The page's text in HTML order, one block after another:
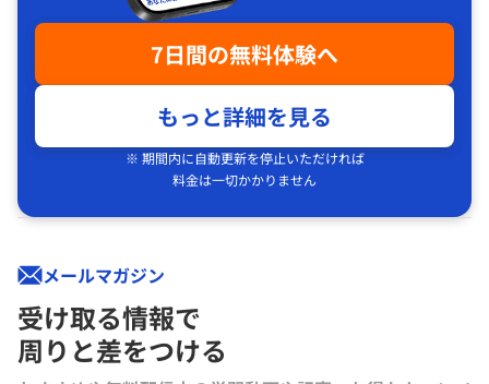
7日間の無料体験へ
もっと詳細を見る
※ 期間内に自動更新を停止いただければ
料金は一切かかりません
メールマガジン
受け取る情報で
周りと差をつける